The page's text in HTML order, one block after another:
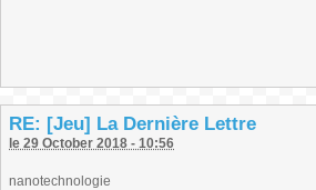
RE: [Jeu] La Dernière Lettre
le 29 October 2018 - 10:56
nanotechnologie